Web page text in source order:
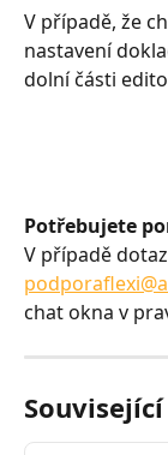
V případě, že
nastavení
dolní části
Potřebujete
V případě
chat okna v